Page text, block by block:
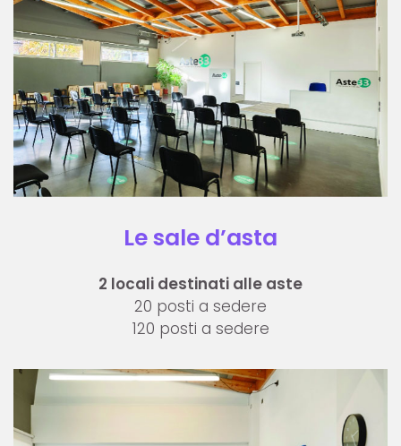
Le sale d’asta
2 locali destinati alle aste
20 posti a sedere
120 posti a sedere